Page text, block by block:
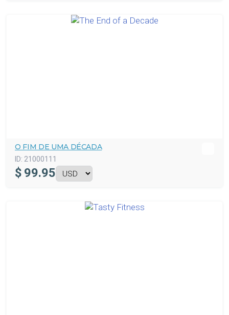
O FIM DE UMA DÉCADA
ID: 21000111
$ 99.95